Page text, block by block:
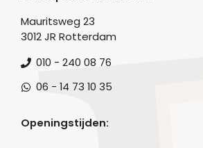
Mauritsweg 23
3012 JR Rotterdam
010 - 240 08 76
06 - 14 73 10 35
Openingstijden: